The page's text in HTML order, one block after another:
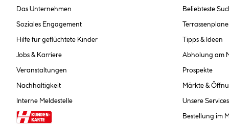
Das Unternehmen
Soziales Engagement
Hilfe für geflüchtete Kinder
Jobs & Karriere
Veranstaltungen
Nachhaltigkeit
Interne Meldestelle
Beliebteste
Tipps & Ideen
Abholung am
Prospekte
Märkte &
Unsere Services
Bestellung im